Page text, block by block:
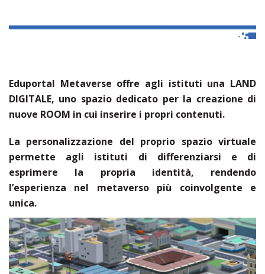
Eduportal Metaverse offre agli istituti una LAND
DIGITALE, uno spazio dedicato per la creazione di
nuove ROOM in cui inserire i propri contenuti.
La personalizzazione del proprio spazio virtuale
permette agli istituti di differenziarsi e di
esprimere la propria identità, rendendo
l’esperienza nel metaverso più coinvolgente e
unica.